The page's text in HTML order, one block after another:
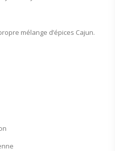
mélange d’épices Cajun.